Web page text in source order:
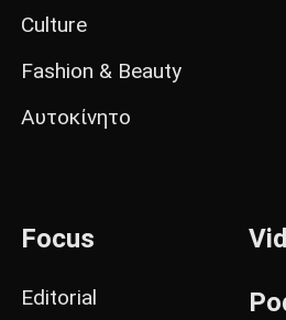
Culture
Fashion & Beauty
Αυτοκίνητο
Focus
Editorial